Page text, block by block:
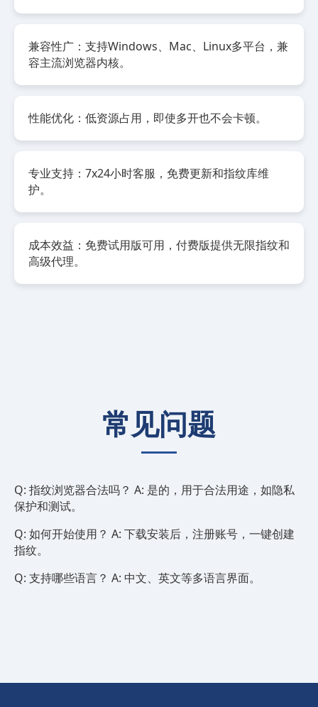
兼容性广：支持Windows、Mac、Linux多平台，兼
容主流浏览器内核。
性能优化：低资源占用，即使多开也不会卡顿。
专业支持：7x24小时客服，免费更新和指纹库维
护。
成本效益：免费试用版可用，付费版提供无限指纹和
高级代理。
常见问题
Q: 指纹浏览器合法吗？ A: 是的，用于合法用途，如隐私
保护和测试。
Q: 如何开始使用？ A: 下载安装后，注册账号，一键创建
指纹。
Q: 支持哪些语言？ A: 中文、英文等多语言界面。